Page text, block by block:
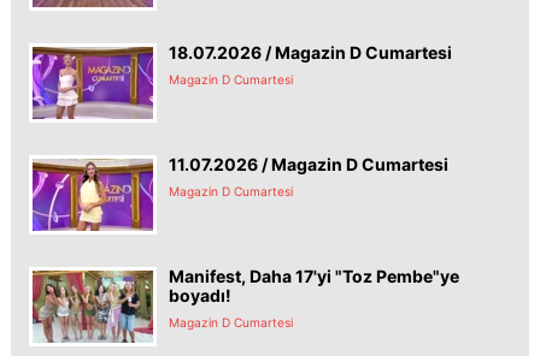
18.07.2026 / Magazin D Cumartesi
Magazin D Cumartesi
11.07.2026 / Magazin D Cumartesi
Magazin D Cumartesi
Manifest, Daha 17'yi "Toz Pembe"ye
boyadı!
Magazin D Cumartesi